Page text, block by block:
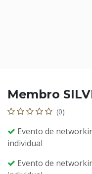
Membro
(0)
Evento de
individual
Evento de